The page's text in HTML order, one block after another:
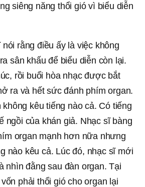
siêng năng thổi gió vì biểu diễn
rằng điều ấy là việc không
sân khấu để biểu diễn còn lại.
rồi buổi hòa nhạc được bắt
ra và hết sức đánh phím organ.
kêu tiếng nào cả. Có tiếng
ngồi của khán giả. Nhạc sĩ bàng
organ mạnh hơn nữa nhưng
nào kêu cả. Lúc đó, nhạc sĩ mới
nhìn đằng sau đàn organ. Tại
phải thổi gió cho organ lại